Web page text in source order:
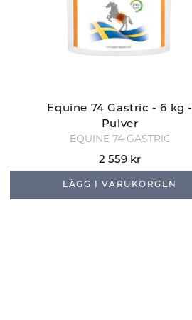
Equine 74 Gastric - 6 kg -
Pulver
EQUINE 74 GASTRIC
2 559 kr
LÄGG I VARUKORGEN